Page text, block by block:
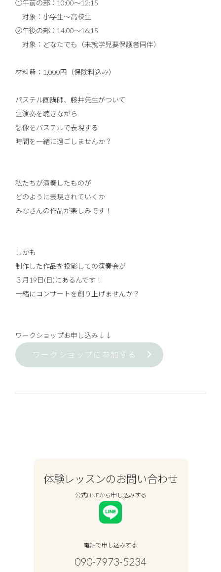
①午前の部：10:00〜12:15
対象：小学生〜高校生
②午後の部：14:00〜16:15
対象：どなたでも（未就学児要保護者同伴）
材料費：1,000円（保険料込み）
パステル画講師、藤井先生がついて
生演奏を聴きながら
想像をパステルで表現する
時間を一緒に過ごしませんか？
私たちが演奏したものが
どのように表現されていくか
みなさんの作品が楽しみです！
しかも
制作した作品を投影しての演奏会が
３月19日(日)にあるんです！
一緒にコンサートを創り上げませんか？
ワークショップお申し込み↓↓
ワークショップに参加する
体験レッスンのお問い合わせ
公式LINEから申し込みする
電話で申し込みする
090-7973-5234